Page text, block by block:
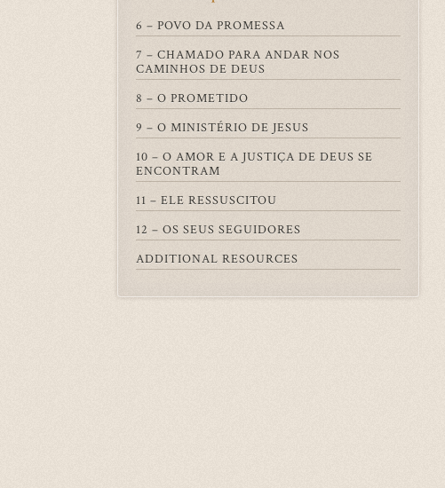
6 – POVO DA PROMESSA
7 – CHAMADO PARA ANDAR NOS
CAMINHOS DE DEUS
8 – O PROMETIDO
9 – O MINISTÉRIO DE JESUS
10 – O AMOR E A JUSTIÇA DE DEUS SE
ENCONTRAM
11 – ELE RESSUSCITOU
12 – OS SEUS SEGUIDORES
ADDITIONAL RESOURCES